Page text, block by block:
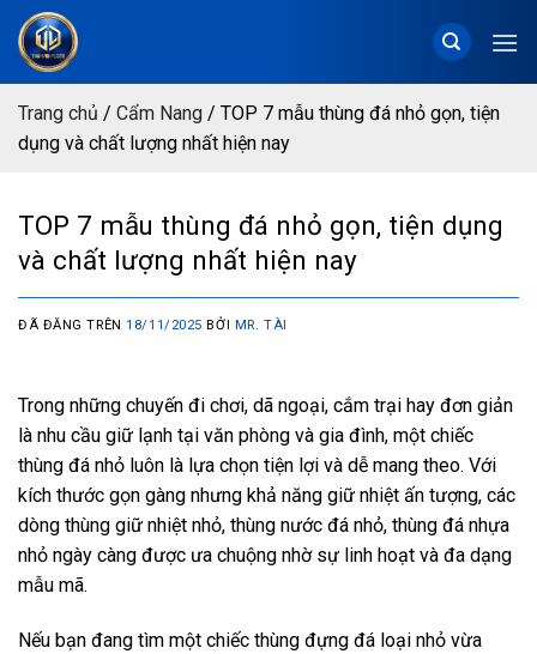
Chuyển
đến
dungTrang chủ / Cẩm Nang / TOP 7 mẫu thùng đá nhỏ gọn, tiện
dụng và chất lượng nhất hiện nay
TOP 7 mẫu thùng đá nhỏ gọn, tiện dụng
và chất lượng nhất hiện nay
ĐÃ ĐĂNG TRÊN18/11/2025 BỞI MR. TÀI
Trong những chuyến đi chơi, dã ngoại, cắm trại hay đơn giản
là nhu cầu giữ lạnh tại văn phòng và gia đình, một chiếc
thùng đá nhỏ luôn là lựa chọn tiện lợi và dễ mang theo. Với
kích thước gọn gàng nhưng khả năng giữ nhiệt ấn tượng, các
dòng thùng giữ nhiệt nhỏ, thùng nước đá nhỏ, thùng đá nhựa
nhỏ ngày càng được ưa chuộng nhờ sự linh hoạt và đa dạng
mẫu mã.
Nếu bạn đang tìm một chiếc thùng đựng đá loại nhỏ vừa